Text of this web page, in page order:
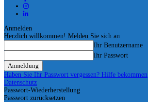
Anmelden
Herzlich willkommen! Melden Sie sich an
Ihr Benutzername
Ihr Passwort
Haben Sie Ihr Passwort vergessen? Hilfe bekommen
Datenschutz
Passwort-Wiederherstellung
Passwort zurücksetzen